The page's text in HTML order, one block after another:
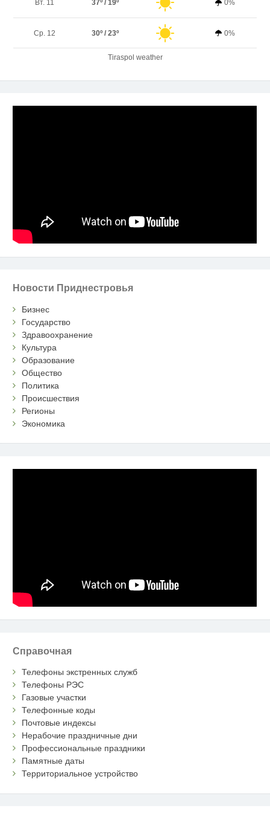
Вт. 11 37º / 19º 0%
Ср. 12 30º / 23º 0%
Tiraspol weather
Новости Приднестровья
Бизнес
Государство
Здравоохранение
Культура
Образование
Общество
Политика
Происшествия
Регионы
Экономика
Справочная
Телефоны экстренных служб
Телефоны РЭС
Газовые участки
Телефонные коды
Почтовые индексы
Нерабочие праздничные дни
Профессиональные праздники
Памятные даты
Территориальное устройство